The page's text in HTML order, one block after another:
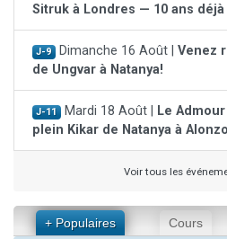
Sitruk à Londres — 10 ans déjà
J-9 Dimanche 16 Août | Venez
de Ungvar à Natanya!
J-11 Mardi 18 Août |
Le
plein Kikar de Natanya à
Voir tous les
+ Populaires Cours